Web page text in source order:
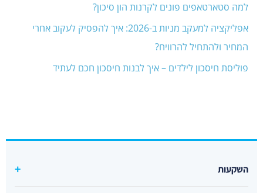
למה סטארטאפים פונים לקרנות הון סיכון?
אפליקציה למעקב מניות ב-2026: איך להפסיק לעקוב אחרי
המחיר ולהתחיל להרוויח?
פוליסת חיסכון לילדים – איך לבנות חיסכון חכם לעתיד
השקעות